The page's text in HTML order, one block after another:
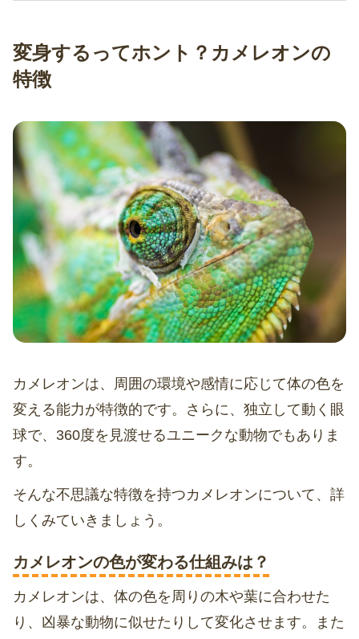
変身するってホント？カメレオンの
特徴
カメレオンは、周囲の環境や感情に応じて体の色を
変える能力が特徴的です。さらに、独立して動く眼
球で、360度を見渡せるユニークな動物でもありま
す。
そんな不思議な特徴を持つカメレオンについて、詳
しくみていきましょう。
カメレオンの色が変わる仕組みは？
カメレオンは、体の色を周りの木や葉に合わせた
り、凶暴な動物に似せたりして変化させます。また